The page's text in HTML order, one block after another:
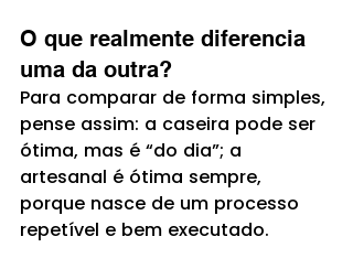
O que realmente diferencia
uma da outra?
Para comparar de forma simples,
pense assim: a caseira pode ser
ótima, mas é “do dia”; a
artesanal é ótima sempre,
porque nasce de um processo
repetível e bem executado.